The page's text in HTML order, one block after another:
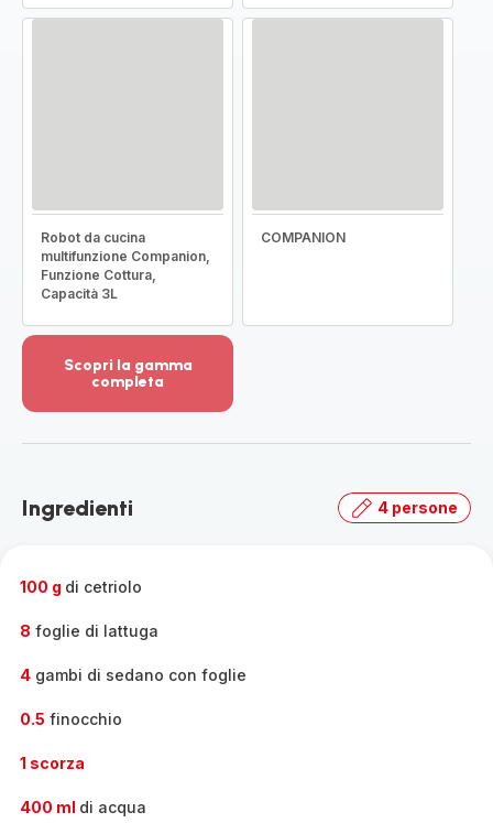
Robot da cucina
multifunzione Companion,
Funzione Cottura,
Capacità 3L
COMPANION
Scopri la gamma
completa
dettagli
la
Ingredienti 4 persone
100 g di cetriolo
8 foglie di lattuga
4 gambi di sedano con foglie
0.5 finocchio
1 scorza
400 ml di acqua